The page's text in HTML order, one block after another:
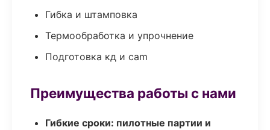
Гибка и штамповка
Термообработка и упрочнение
Подготовка кд и cam
Преимущества работы с нами
Гибкие сроки: пилотные партии и